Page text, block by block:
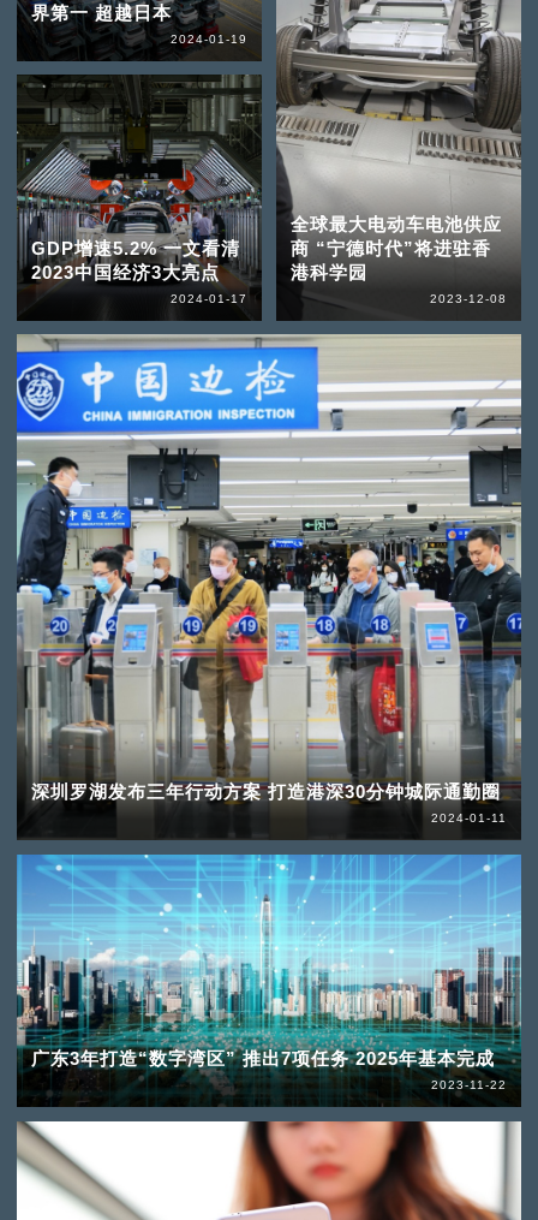
界第一 超越日本
2024-01-19
GDP增速5.2% 一文看清
2023中国经济3大亮点
2024-01-17
深圳罗湖发布三年行动方案 打造港深30分钟城际通勤圈
2024-01-11
全球最大电动车电池供应
商 “宁德时代”将进驻香
港科学园
2023-12-08
广东3年打造“数字湾区” 推出7项任务 2025年基本完成
2023-11-22